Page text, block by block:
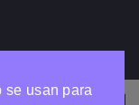
se usan para